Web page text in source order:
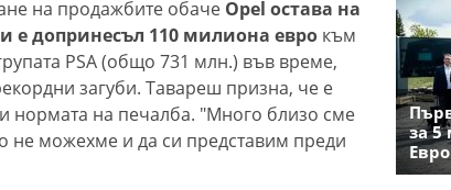
на продажбите обаче Opel остава на
е допринесъл 110 милиона евро към
PSA (общо 731 млн.) във време,
загуби. Тавареш призна, че е
нормата на печалба. "Много близо сме
не можехме и да си представим преди
за 5